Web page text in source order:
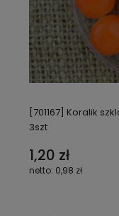
[701167] Koralik
3szt
1,20 zł
0,98 zł